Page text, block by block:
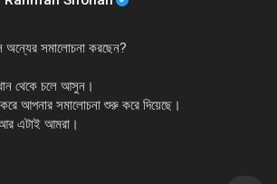
অন্যের সমালোচনা করছেন?
থেকে চলে আসুন।
আপনার সমালোচনা শুরু করে দিয়েছে।
এটাই আমরা।